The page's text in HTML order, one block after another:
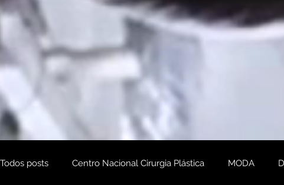
Todos posts Centro Nacional Cirurgia Plástica MODA